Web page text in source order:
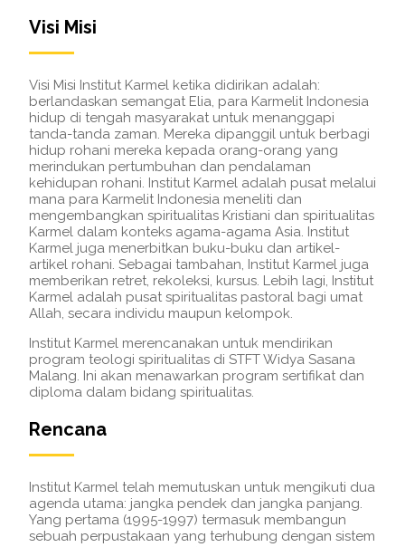
Visi Misi
Visi Misi Institut Karmel ketika didirikan adalah:
berlandaskan semangat Elia, para Karmelit Indonesia
hidup di tengah masyarakat untuk menanggapi
tanda-tanda zaman. Mereka dipanggil untuk berbagi
hidup rohani mereka kepada orang-orang yang
merindukan pertumbuhan dan pendalaman
kehidupan rohani. Institut Karmel adalah pusat melalui
mana para Karmelit Indonesia meneliti dan
mengembangkan spiritualitas Kristiani dan spiritualitas
Karmel dalam konteks agama-agama Asia. Institut
Karmel juga menerbitkan buku-buku dan artikel-
artikel rohani. Sebagai tambahan, Institut Karmel juga
memberikan retret, rekoleksi, kursus. Lebih lagi, Institut
Karmel adalah pusat spiritualitas pastoral bagi umat
Allah, secara individu maupun kelompok.
Institut Karmel merencanakan untuk mendirikan
program teologi spiritualitas di STFT Widya Sasana
Malang. Ini akan menawarkan program sertifikat dan
diploma dalam bidang spiritualitas.
Rencana
Institut Karmel telah memutuskan untuk mengikuti dua
agenda utama: jangka pendek dan jangka panjang.
Yang pertama (1995-1997) termasuk membangun
sebuah perpustakaan yang terhubung dengan sistem